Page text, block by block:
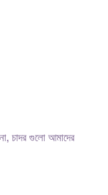
চাদর গুলো আমাদের